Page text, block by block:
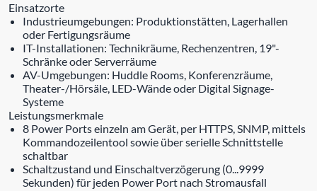
Einsatzorte
Industrieumgebungen: Produktionstätten, Lagerhallen
oder Fertigungsräume
IT-Installationen: Technikräume, Rechenzentren, 19"-
Schränke oder Serverräume
AV-Umgebungen: Huddle Rooms, Konferenzräume,
Theater-/Hörsäle, LED-Wände oder Digital Signage-
Systeme
Leistungsmerkmale
8 Power Ports einzeln am Gerät, per HTTPS, SNMP, mittels
Kommandozeilentool sowie über serielle Schnittstelle
schaltbar
Schaltzustand und Einschaltverzögerung (0...9999
Sekunden) für jeden Power Port nach Stromausfall